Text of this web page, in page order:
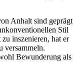
Anhalt sind geprägt
Stil
inszenieren, hat er
versammeln.
Bewunderung als